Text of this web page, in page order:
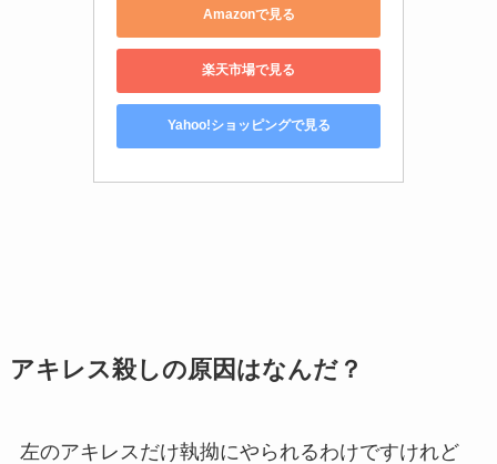
Amazonで見る
楽天市場で見る
Yahoo!ショッピングで見る
アキレス殺しの原因はなんだ？
左のアキレスだけ執拗にやられるわけですけれど